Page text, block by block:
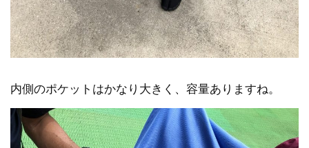
内側のポケットはかなり大きく、容量ありますね。